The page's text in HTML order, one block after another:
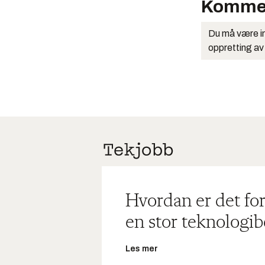
Du må være
oppretting av
Hvordan er det
en stor
Les mer